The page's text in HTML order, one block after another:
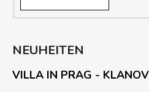
NEUHEITEN
VILLA IN PRAG -